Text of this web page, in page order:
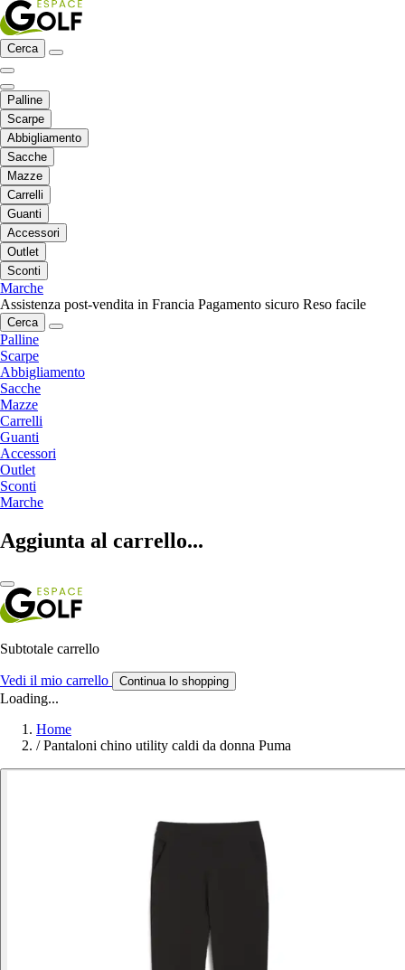
Cerca
Palline
Scarpe
Abbigliamento
Sacche
Mazze
Carrelli
Guanti
Accessori
Outlet
Sconti
Marche
Assistenza post-vendita in Francia Pagamento sicuro Reso facile
Cerca
Palline
Scarpe
Abbigliamento
Sacche
Mazze
Carrelli
Guanti
Accessori
Outlet
Sconti
Marche
Aggiunta al carrello...
Subtotale carrello
Vedi il mio carrello Continua lo shopping
Loading...
Home
/ Pantaloni chino utility caldi da donna Puma